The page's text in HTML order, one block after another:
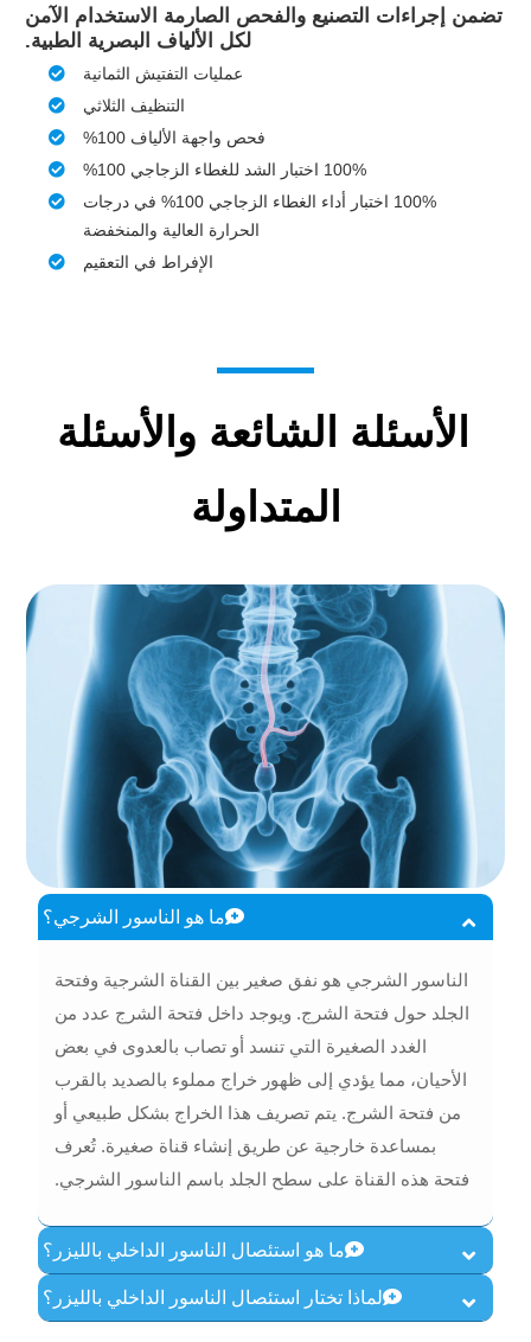
تضمن إجراءات التصنيع والفحص الصارمة الاستخدام الآمن
لكل الألياف البصرية الطبية.
عمليات التفتيش الثمانية
التنظيف الثلاثي
فحص واجهة الألياف 100%
100% اختبار الشد للغطاء الزجاجي 100%
100% اختبار أداء الغطاء الزجاجي 100% في درجات
الحرارة العالية والمنخفضة
الإفراط في التعقيم
الأسئلة الشائعة والأسئلة
المتداولة
ما هو الناسور الشرجي؟
الناسور الشرجي هو نفق صغير بين القناة الشرجية وفتحة
الجلد حول فتحة الشرج. ويوجد داخل فتحة الشرج عدد من
الغدد الصغيرة التي تنسد أو تصاب بالعدوى في بعض
الأحيان، مما يؤدي إلى ظهور خراج مملوء بالصديد بالقرب
من فتحة الشرج. يتم تصريف هذا الخراج بشكل طبيعي أو
بمساعدة خارجية عن طريق إنشاء قناة صغيرة. تُعرف
فتحة هذه القناة على سطح الجلد باسم الناسور الشرجي.
ما هو استئصال الناسور الداخلي بالليزر؟
لماذا تختار استئصال الناسور الداخلي بالليزر؟